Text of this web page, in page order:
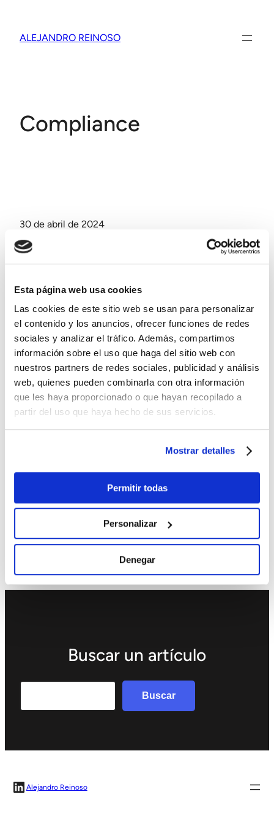
Esta página web usa cookies
Las cookies de este sitio web se usan para personalizar
el contenido y los anuncios, ofrecer funciones de redes
sociales y analizar el tráfico. Además, compartimos
información sobre el uso que haga del sitio web con
nuestros partners de redes sociales, publicidad y análisis
web, quienes pueden combinarla con otra información
que les haya proporcionado o que hayan recopilado a
partir del uso que haya hecho de sus servicios.
Mostrar detalles
Permitir todas
Personalizar
Denegar
contenido
ALEJANDRO REINOSO
Compliance
30 de abril de 2024
Comprueba tu
Analytics 4 en Android Studio
4 de febrero de 2024
Google Consent mode
Cómo instalar Cookiebot CMP
y configurarlo en GTM
Buscar un artículo
Buscar
LinkedIn
Alejandro Reinoso